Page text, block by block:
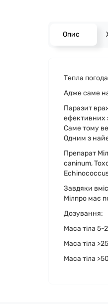
Опис
Тепла
Адже саме
Паразит
ефективних
Саме тому
Одним з
Препарат
caninum,
Завдяки
Мілпро має
Дозування:
Маса тіла 5-
Маса тіла
Маса тіла